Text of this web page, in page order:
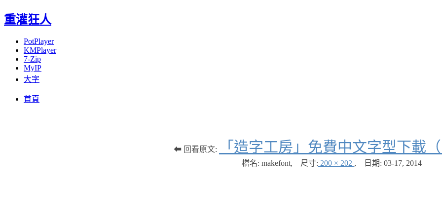
重灌狂人
PotPlayer
KMPlayer
7-Zip
MyIP
大字
首頁
⬅ 回看原文: 「造字工房」免費中文字型下載
檔名: makefont, 尺寸: 200 × 202 , 日期: 03-17, 2014